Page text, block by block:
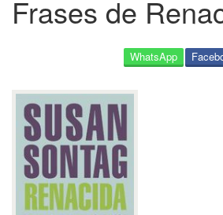
Frases de
WhatsApp